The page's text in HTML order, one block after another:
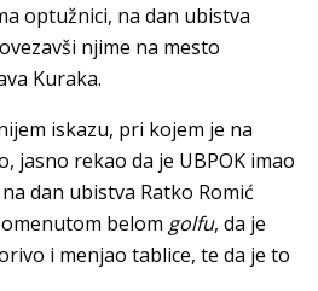
optužnici, na dan ubistva
njime na mesto
Kuraka.
iskazu, pri kojem je na
jasno rekao da je UBPOK imao
dan ubistva Ratko Romić
belom golfu, da je
i menjao tablice, te da je to